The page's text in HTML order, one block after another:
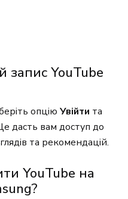
запис YouTube
опцію Увійти та
дасть вам доступ до
та рекомендацій.
YouTube на